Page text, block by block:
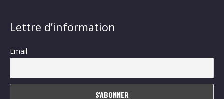
Lettre d’information
Email